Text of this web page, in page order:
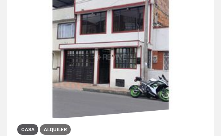
CASA ALQUILER